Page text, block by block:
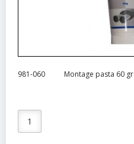
981-060 Montage pasta 60 gr